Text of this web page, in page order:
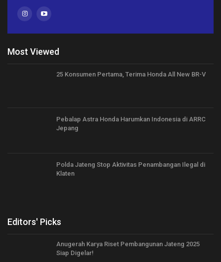
Most Viewed
25 Konsumen Pertama, Terima Honda All New BR-V
Pebalap Astra Honda Harumkan Indonesia di ARRC
Jepang
Polda Jateng Stop Aktivitas Penambangan Ilegal di
Klaten
Editors' Picks
Anugerah Karya Riset Pembangunan Jateng 2025
Siap Digelar!